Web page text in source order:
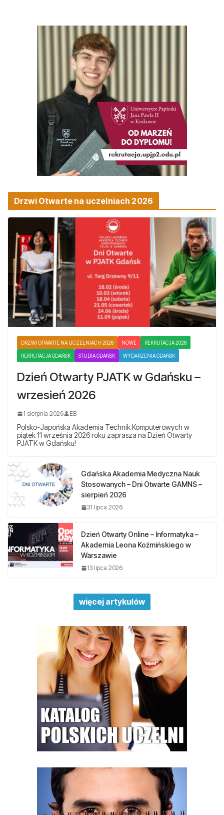
Drzwi Otwarte na uczelniach 2026
DRZWI OTWARTE NA UCZELNIACH 2026 NOWE REKRUTACJA 2026
REKRUTACJA GDAŃSK STUDIA GDAŃSK WYDARZENIA GDAŃSK
Dzień Otwarty PJATK w Gdańsku –
wrzesień 2026
1 sierpnia 2026 EB
Polsko-Japońska Akademia Technik Komputerowych w
piątek 11 września 2026 roku zaprasza na Dzień Otwarty
PJATK w Gdańsku!
Gdańska Akademia Medyczna Nauk
Stosowanych – Dni Otwarte GAMNS –
sierpień 2026
31 lipca 2026
Dzień Otwarty Online – Informatyka –
Akademia Leona Koźmińskiego w
Warszawie
13 lipca 2026
więcej artykułów